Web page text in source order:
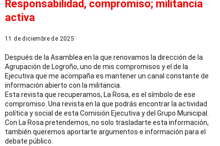
Responsabilidad, compromiso; militancia
activa
11 de diciembre de 2025
Después de la Asamblea en la que renovamos la dirección de la
Agrupación de Logroño, uno de mis compromisos y el de la
Ejecutiva que me acompaña es mantener un canal constante de
información abierto con la militancia.
Esta revista que recuperamos, La Rosa, es el símbolo de ese
compromiso. Una revista en la que podrás encontrar la actividad
política y social de esta Comisión Ejecutiva y del Grupo Municipal.
Con La Rosa pretendemos, no solo trasladarte esta información,
también queremos aportarte argumentos e información para el
debate público.